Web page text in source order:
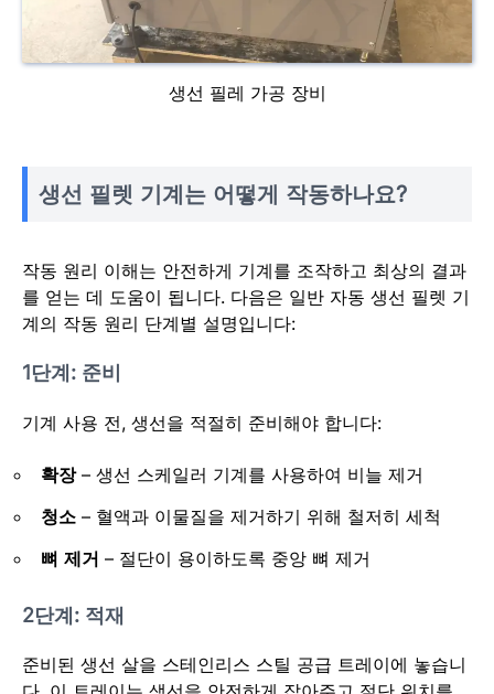
생선 필레 가공 장비
생선 필렛 기계는 어떻게 작동하나요?
작동 원리 이해는 안전하게 기계를 조작하고 최상의 결과
를 얻는 데 도움이 됩니다. 다음은 일반 자동 생선 필렛 기
계의 작동 원리 단계별 설명입니다:
1단계: 준비
기계 사용 전, 생선을 적절히 준비해야 합니다:
확장– 생선 스케일러 기계를 사용하여 비늘 제거
청소 – 혈액과 이물질을 제거하기 위해 철저히 세척
뼈 제거 – 절단이 용이하도록 중앙 뼈 제거
2단계: 적재
준비된 생선 살을 스테인리스 스틸 공급 트레이에 놓습니